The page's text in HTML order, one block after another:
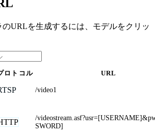
のURLを生成するには、モデルをクリッ
ロトコル URL
/video1
/
SWORD]